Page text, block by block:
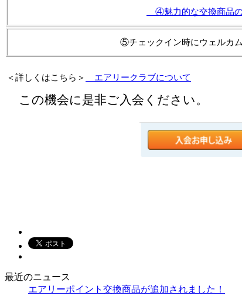
④魅力的な交換商品
⑤チェックイン時にウェルカ
＜詳しくはこちら＞ エアリークラブについて
この機会に是非ご入会ください。
最近のニュース
エアリーポイント交換商品が追加されました！